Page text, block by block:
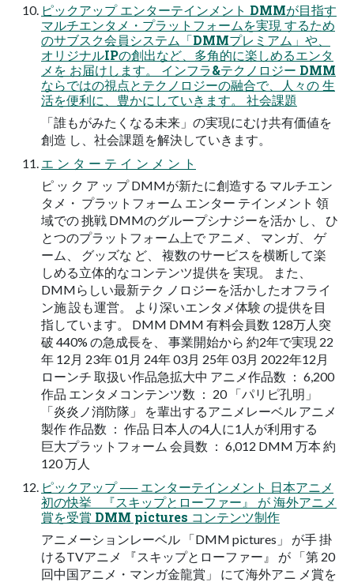
ピックアップ エンターテインメント DMMが目指す
マルチエンタメ・プラットフォームを実現 するため
のサブスク会員システム「DMMプレミアム」や、
オリジナルIPの創出など、多角的に楽しめるエンタ
メを お届けします。 インフラ&テクノロジー DMM
ならではの視点とテクノロジーの融合で、人々の 生
活を便利に、豊かにしていきます。 社会課題
「誰もがみたくなる未来」の実現にむけ共有価値を
創造 し、社会課題を解決していきます。
エ ン タ ー テ イ ン メ ン ト
ピ ッ ク ア ッ プ DMMが新たに創造する マルチエン
タメ・ プラットフォーム エンター テインメント 領
域での 挑戦 DMMのグループシナジーを活か し、 ひ
とつのプラットフォーム上で アニメ、 マンガ、 ゲ
ーム、 グッズな ど、 複数のサービスを横断して楽
しめる立体的なコンテンツ提供を 実現。 また、
DMMらしい最新テク ノロジーを活かしたオフライ
ン施 設も運営。 より深いエンタメ体験 の提供を目
指しています。 DMM DMM 有料会員数 128万人突
破 440% の急成長を、 事業開始から 約2年で実現 22
年 12月 23年 01月 24年 03月 25年 03月 2022年12月
ローンチ 取扱い作品急拡大中 アニメ作品数 ： 6,200
作品 エンタメコンテンツ数 ： 20 「パリピ孔明」
「炎炎ノ消防隊」 を輩出するアニメレーベル アニメ
製作 作品数 ： 作品 日本人の4人に1人が利用する
巨大プラットフォーム 会員数 ： 6,012 DMM 万本 約
120 万人
ピックアップ ── エンターテインメント 日本アニメ
初の快挙 『スキップとローファー』 が 海外アニメ
賞を受賞 DMM pictures コンテンツ制作
アニメーションレーベル 「DMM pictures」 が手 掛
けるTVアニメ 『スキップとローファー』 が 「第 20
回中国アニメ・マンガ金龍賞」 にて海外アニ メ賞を